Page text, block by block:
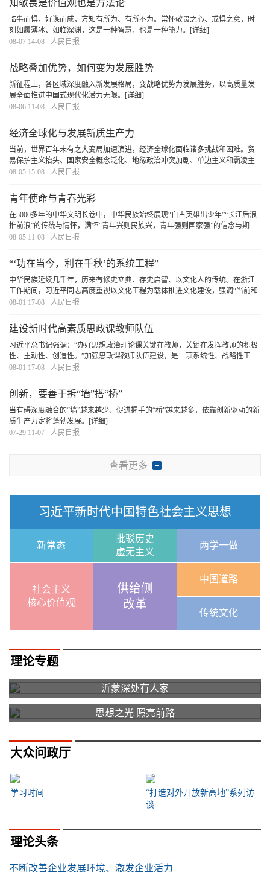
知敬畏是价值观也是方法论
临事而惧，好谋而成，方知有所为、有所不为。常怀敬畏之心、戒惧之意，时
刻如履薄冰、如临深渊，这是一种智慧，也是一种能力。 [详细]
08-07 14-08
人民日报
战略叠加优势，如何变为发展胜势
新征程上，各区域深度融入新发展格局，变战略优势为发展胜势，以高质量发
展全面推进中国式现代化潜力无限。 [详细]
08-06 11-08
人民日报
经济全球化与发展新质生产力
当前，世界百年未有之大变局加速演进，经济全球化面临诸多挑战和困难。贸
易保护主义抬头、国家安全概念泛化、地缘政治冲突加剧、单边主义和霸凌主
义增多，加剧了全球政治经济格局的不确定性，也直接或间接抑制了经济全球
08-05 15-08 人民日报
青年使命与青春光彩
在5000多年的中华文明长卷中，中华民族始终展现“自古英雄出少年”“长江后浪
推前浪”的传统与情怀，满怀“青年兴则民族兴，青年强则国家强”的信念与期
许。广大青年在中国式现代化建设中以奋斗姿态激扬青春，必定会奏响不负时
08-05 11-08 人民日报
“‘功在当今，利在千秋’的系统工程”
中华民族延续几千年，历来有修史立典、存史启智、以文化人的传统。在浙江
工作期间，习近平同志高度重视以文化工程为载体推进文化建设，强调“当前和
今后一个时期，要重点研究、论证和抓好推进文化大省建设的重大工程建设，
08-01 17-08 人民日报
建设新时代高素质思政课教师队伍
习近平总书记强调：“办好思想政治理论课关键在教师，关键在发挥教师的积极
性、主动性、创造性。”加强思政课教师队伍建设，是一项系统性、战略性工
程，必须坚持在强化政治建设、提升专业能力、推动协同育人、健全评价体系
08-01 17-08 人民日报
创新，要善于拆“墙”搭“桥”
当有碍深度融合的“墙”越来越少、促进握手的“桥”越来越多，依靠创新驱动的新
质生产力定将蓬勃发展。 [详细]
07-29 11-07
人民日报
查看更多
习近平新时代中国特色社会主义思想
新常态
批驳历史
虚无主义
两学一做
社会主义
核心价值观
供给侧
改革
中国道路
传统文化
理论专题
沂蒙深处有人家
思想之光 照亮前路
大众问政厅
学习时间
“打造对外开放新高地”系列访
谈
理论头条
不断改善企业发展环境、激发企业活力